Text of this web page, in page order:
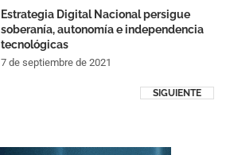
Estrategia Digital Nacional persigue
soberanía, autonomía e independencia
tecnológicas
7 de septiembre de 2021
SIGUIENTE